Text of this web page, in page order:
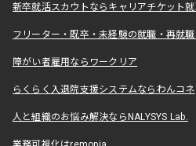
新卒就活スカウトならキャリアチケット
フリーター・既卒・未経験の就職・再就
障がい者雇用ならワークリア
らくらく入退院支援システムならわんコネ
人と組織のお悩み解決ならNALYSYS Lab.